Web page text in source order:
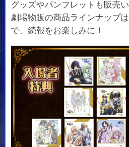
グッズやパンフレットも販売
劇場物販の商品ラインナップ
で、続報をお楽しみに！